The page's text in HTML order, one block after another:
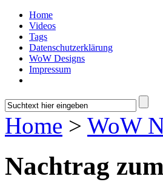
Home
Videos
Tags
Datenschutzerklärung
WoW Designs
Impressum
Home > WoW
Nachtrag